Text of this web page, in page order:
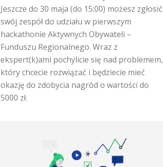
Jeszcze do 30 maja (do 15:00) możesz zgłosić
swój zespół do udziału w pierwszym
hackathonie Aktywnych Obywateli –
Funduszu Regionalnego. Wraz z
ekspert(k)ami pochylicie się nad problemem,
który chcecie rozwiązać i będziecie mieć
okazję do zdobycia nagród o wartości do
5000 zł.